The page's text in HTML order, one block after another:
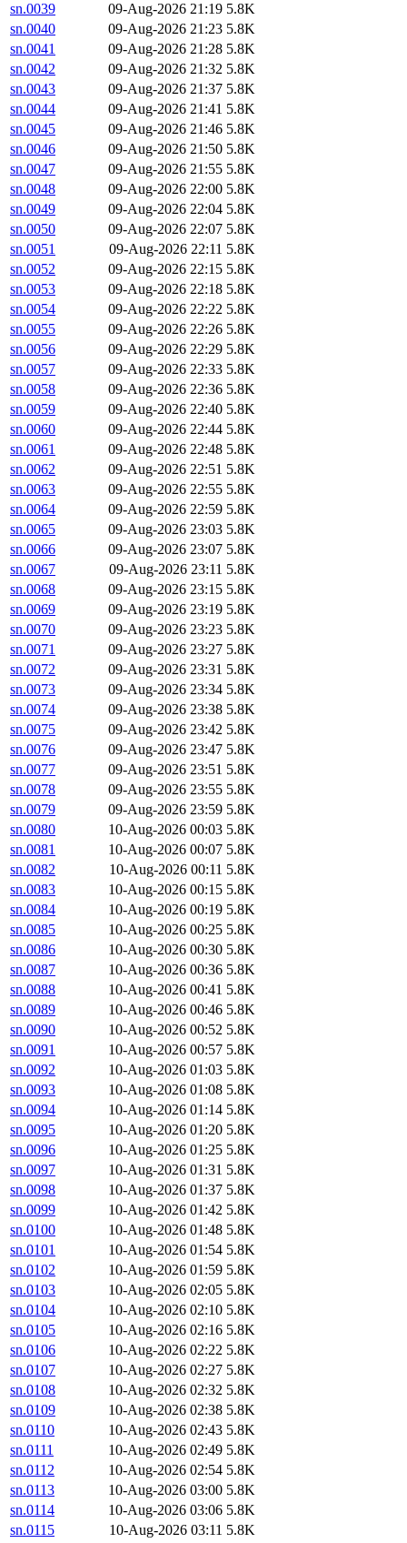
sn.0039
09-Aug-2026 21:19 5.8K
sn.0040
09-Aug-2026 21:23 5.8K
sn.0041
09-Aug-2026 21:28 5.8K
sn.0042
09-Aug-2026 21:32 5.8K
sn.0043
09-Aug-2026 21:37 5.8K
sn.0044
09-Aug-2026 21:41 5.8K
sn.0045
09-Aug-2026 21:46 5.8K
sn.0046
09-Aug-2026 21:50 5.8K
sn.0047
09-Aug-2026 21:55 5.8K
sn.0048
09-Aug-2026 22:00 5.8K
sn.0049
09-Aug-2026 22:04 5.8K
sn.0050
09-Aug-2026 22:07 5.8K
sn.0051
09-Aug-2026 22:11 5.8K
sn.0052
09-Aug-2026 22:15 5.8K
sn.0053
09-Aug-2026 22:18 5.8K
sn.0054
09-Aug-2026 22:22 5.8K
sn.0055
09-Aug-2026 22:26 5.8K
sn.0056
09-Aug-2026 22:29 5.8K
sn.0057
09-Aug-2026 22:33 5.8K
sn.0058
09-Aug-2026 22:36 5.8K
sn.0059
09-Aug-2026 22:40 5.8K
sn.0060
09-Aug-2026 22:44 5.8K
sn.0061
09-Aug-2026 22:48 5.8K
sn.0062
09-Aug-2026 22:51 5.8K
sn.0063
09-Aug-2026 22:55 5.8K
sn.0064
09-Aug-2026 22:59 5.8K
sn.0065
09-Aug-2026 23:03 5.8K
sn.0066
09-Aug-2026 23:07 5.8K
sn.0067
09-Aug-2026 23:11 5.8K
sn.0068
09-Aug-2026 23:15 5.8K
sn.0069
09-Aug-2026 23:19 5.8K
sn.0070
09-Aug-2026 23:23 5.8K
sn.0071
09-Aug-2026 23:27 5.8K
sn.0072
09-Aug-2026 23:31 5.8K
sn.0073
09-Aug-2026 23:34 5.8K
sn.0074
09-Aug-2026 23:38 5.8K
sn.0075
09-Aug-2026 23:42 5.8K
sn.0076
09-Aug-2026 23:47 5.8K
sn.0077
09-Aug-2026 23:51 5.8K
sn.0078
09-Aug-2026 23:55 5.8K
sn.0079
09-Aug-2026 23:59 5.8K
sn.0080
10-Aug-2026 00:03 5.8K
sn.0081
10-Aug-2026 00:07 5.8K
sn.0082
10-Aug-2026 00:11 5.8K
sn.0083
10-Aug-2026 00:15 5.8K
sn.0084
10-Aug-2026 00:19 5.8K
sn.0085
10-Aug-2026 00:25 5.8K
sn.0086
10-Aug-2026 00:30 5.8K
sn.0087
10-Aug-2026 00:36 5.8K
sn.0088
10-Aug-2026 00:41 5.8K
sn.0089
10-Aug-2026 00:46 5.8K
sn.0090
10-Aug-2026 00:52 5.8K
sn.0091
10-Aug-2026 00:57 5.8K
sn.0092
10-Aug-2026 01:03 5.8K
sn.0093
10-Aug-2026 01:08 5.8K
sn.0094
10-Aug-2026 01:14 5.8K
sn.0095
10-Aug-2026 01:20 5.8K
sn.0096
10-Aug-2026 01:25 5.8K
sn.0097
10-Aug-2026 01:31 5.8K
sn.0098
10-Aug-2026 01:37 5.8K
sn.0099
10-Aug-2026 01:42 5.8K
sn.0100
10-Aug-2026 01:48 5.8K
sn.0101
10-Aug-2026 01:54 5.8K
sn.0102
10-Aug-2026 01:59 5.8K
sn.0103
10-Aug-2026 02:05 5.8K
sn.0104
10-Aug-2026 02:10 5.8K
sn.0105
10-Aug-2026 02:16 5.8K
sn.0106
10-Aug-2026 02:22 5.8K
sn.0107
10-Aug-2026 02:27 5.8K
sn.0108
10-Aug-2026 02:32 5.8K
sn.0109
10-Aug-2026 02:38 5.8K
sn.0110
10-Aug-2026 02:43 5.8K
sn.0111
10-Aug-2026 02:49 5.8K
sn.0112
10-Aug-2026 02:54 5.8K
sn.0113
10-Aug-2026 03:00 5.8K
sn.0114
10-Aug-2026 03:06 5.8K
sn.0115
10-Aug-2026 03:11 5.8K